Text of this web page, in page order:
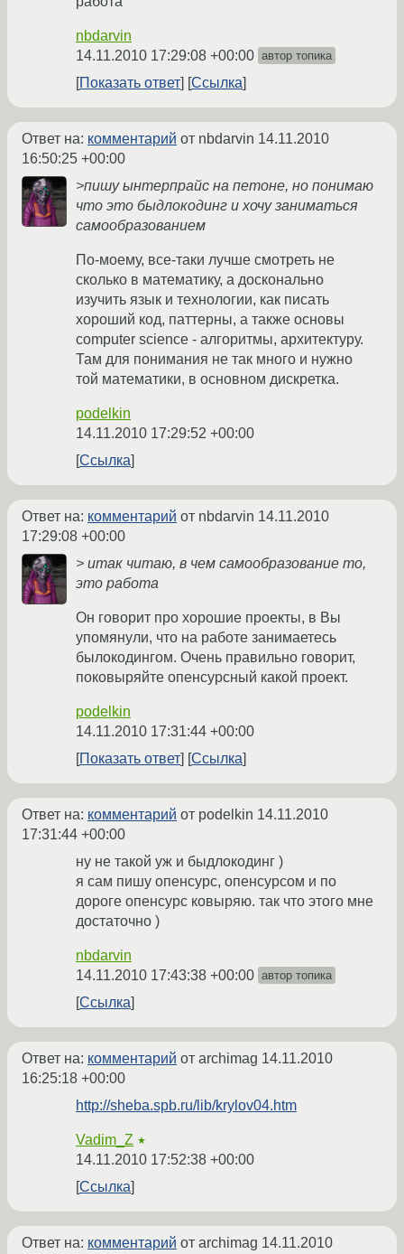
nbdarvin
14.11.2010 17:29:08 +00:00 автор топика
Показать ответ Ссылка
Ответ на: комментарий от nbdarvin 14.11.2010
16:50:25 +00:00
>пишу ынтерпрайс на петоне, но понимаю
что это быдлокодинг и хочу заниматься
самообразованием
По-моему, все-таки лучше смотреть не
сколько в математику, а досконально
изучить язык и технологии, как писать
хороший код, паттерны, а также основы
computer science - алгоритмы, архитектуру.
Там для понимания не так много и нужно
той математики, в основном дискретка.
podelkin
14.11.2010 17:29:52 +00:00
Ссылка
Ответ на: комментарий от nbdarvin 14.11.2010
17:29:08 +00:00
> итак читаю, в чем самообразование то,
это работа
Он говорит про хорошие проекты, в Вы
упомянули, что на работе занимаетесь
былокодингом. Очень правильно говорит,
поковыряйте опенсурсный какой проект.
podelkin
14.11.2010 17:31:44 +00:00
Показать ответ
Ссылка
Ответ на: комментарий от podelkin 14.11.2010
17:31:44 +00:00
ну не такой уж и быдлокодинг )
я сам пишу опенсурс, опенсурсом и по
дороге опенсурс ковыряю. так что этого мне
достаточно )
nbdarvin
14.11.2010 17:43:38 +00:00 автор топика
Ссылка
Ответ на: комментарий от archimag 14.11.2010
16:25:18 +00:00
http://sheba.spb.ru/lib/krylov04.htm
Vadim_Z ★
14.11.2010 17:52:38 +00:00
Ссылка
Ответ на: комментарий от archimag 14.11.2010